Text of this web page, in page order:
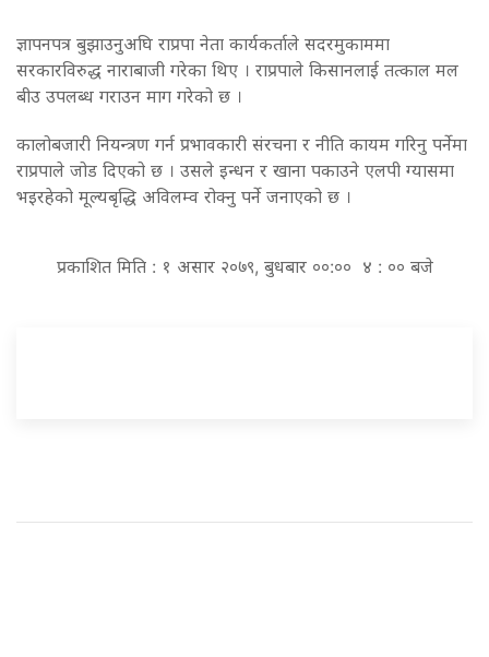
ज्ञापनपत्र बुझाउनुअघि राप्रपा नेता कार्यकर्ताले सदरमुकाममा
सरकारविरुद्ध नाराबाजी गरेका थिए । राप्रपाले किसानलाई तत्काल मल
बीउ उपलब्ध गराउन माग गरेको छ ।
कालोबजारी नियन्त्रण गर्न प्रभावकारी संरचना र नीति कायम गरिनु पर्नेमा
राप्रपाले जोड दिएको छ । उसले इन्धन र खाना पकाउने एलपी ग्यासमा
भइरहेको मूल्यबृद्धि अविलम्व रोक्नु पर्ने जनाएको छ ।
प्रकाशित मिति : १ असार २०७९, बुधबार ००:०० ४ : ०० बजे